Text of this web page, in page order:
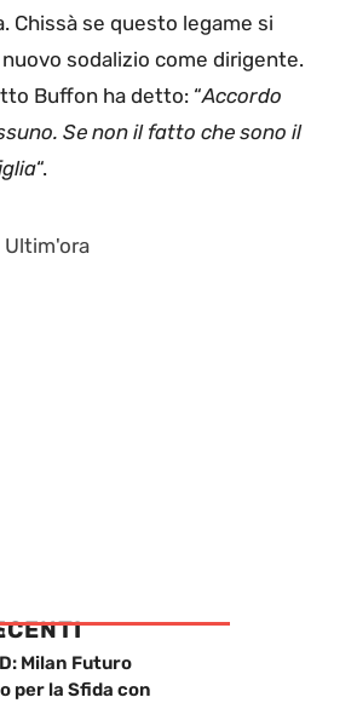
Chissà se questo legame si
sodalizio come dirigente.
Buffon ha detto: “Accordo
Se non il fatto che sono il
“.
Ultim'ora
Milan Futuro
per la Sfida con